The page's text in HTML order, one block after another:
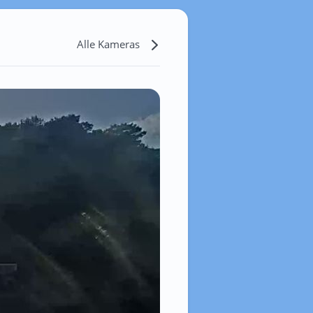
Alle Kameras